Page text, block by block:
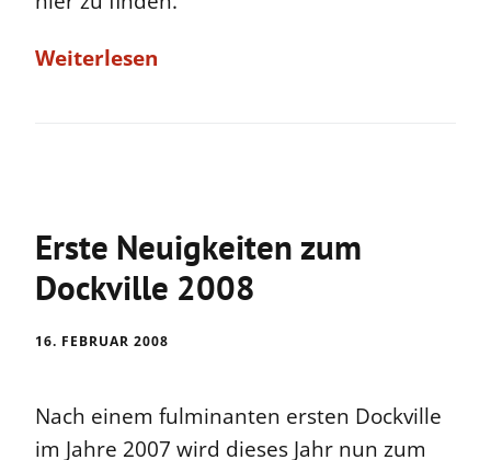
Weiterlesen
Erste Neuigkeiten zum
Dockville 2008
16. FEBRUAR 2008
Nach einem fulminanten ersten Dockville
im Jahre 2007 wird dieses Jahr nun zum